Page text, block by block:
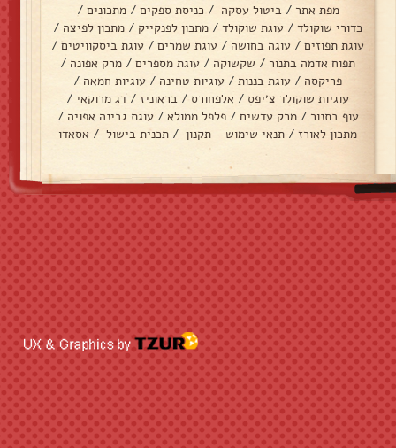
מפת אתר / ביטול עסקה / כניסת ספקים / מתכונים /
כדורי שוקולד / עוגת שוקולד / מתכון לפנקייק / מתכון לפיצה /
עוגת תפוזים / עוגה בחושה / עוגת שמרים / עוגת ביסקוויטים /
תפוח אדמה בתנור / שקשוקה / עוגת מספרים / מרק אפונה /
פריקסה / עוגת בננות / עוגיות טחינה / עוגיות חמאה /
עוגיות שוקולד צ׳יפס / אלפחורס / בראוניז / דג מרוקאי /
עוף בתנור / מרק עדשים / פלפל ממולא / עוגת גבינה אפויה /
מתכון לאורז / תנאי שימוש - תקנון / תכנית בישול / אסאדו